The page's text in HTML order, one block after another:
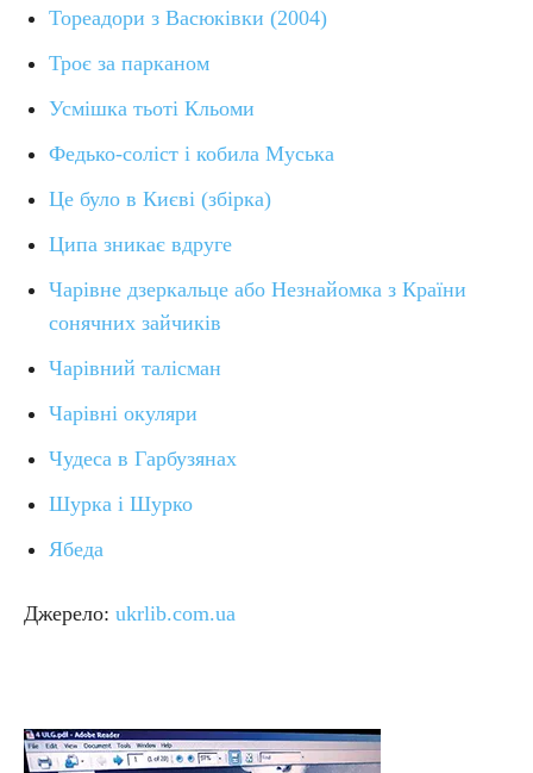
Тореадори з Васюківки (2004)
Троє за парканом
Усмішка тьоті Кльоми
Федько-соліст і кобила Муська
Це було в Києві (збірка)
Ципа зникає вдруге
Чарівне дзеркальце або Незнайомка з Країни
сонячних зайчиків
Чарівний талісман
Чарівні окуляри
Чудеса в Гарбузянах
Шурка і Шурко
Ябеда
Джерело: ukrlib.com.ua